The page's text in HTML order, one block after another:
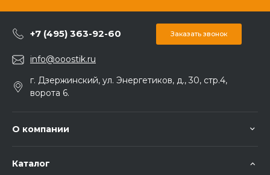
+7 (495) 363-92-60 Заказать звонок
info@ooostik.ru
г. Дзержинский, ул. Энергетиков, д., 30, стр.4,
ворота 6.
О компании
Каталог